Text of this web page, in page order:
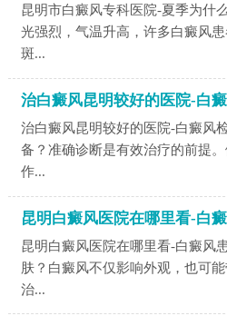
昆明市白癜风专科医院-夏季为什
光强烈，气温升高，许多白癜风
斑...
治白癜风昆明较好的医院-白
治白癜风昆明较好的医院-白癜风
备？准确诊断是有效治疗的前提
作...
昆明白癜风医院在哪里看-白
昆明白癜风医院在哪里看-白癜风
肤？白癜风不仅影响外观，也可
治...